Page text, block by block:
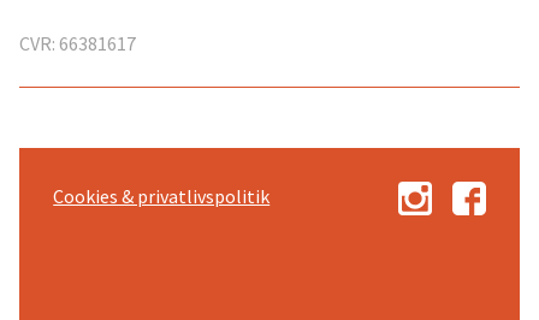
CVR: 66381617
Cookies & privatlivspolitik